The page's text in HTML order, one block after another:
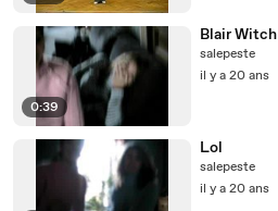
0:39
Blair Witch
salepeste
il y a 20 ans
Lol
salepeste
il y a 20 ans